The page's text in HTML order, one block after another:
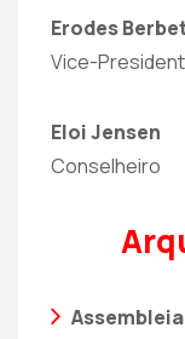
Erodes
Vice-
Eloi Jensen
Conselheiro
Assembleia